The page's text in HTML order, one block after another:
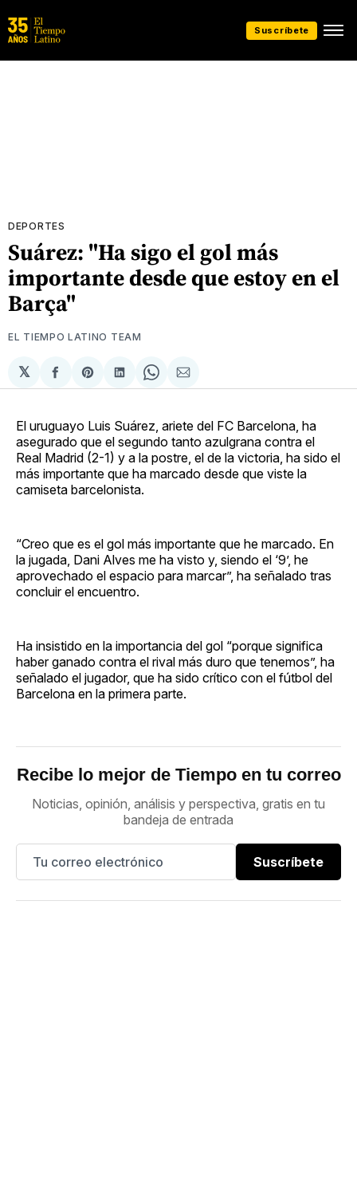
Suscríbete
DEPORTES
Suárez: "Ha sigo el gol más
importante desde que estoy en el
Barça"
EL TIEMPO LATINO TEAM
𝕏
Compartir
en
Share
on
Compartir
en
Share
on
Compartir
via
El uruguayo Luis Suárez, ariete del FC Barcelona, ha
asegurado que el segundo tanto azulgrana contra el
Real Madrid (2-1) y a la postre, el de la victoria, ha sido el
más importante que ha marcado desde que viste la
camiseta barcelonista.
“Creo que es el gol más importante que he marcado. En
la jugada, Dani Alves me ha visto y, siendo el ‘9’, he
aprovechado el espacio para marcar”, ha señalado tras
concluir el encuentro.
Ha insistido en la importancia del gol “porque significa
haber ganado contra el rival más duro que tenemos”, ha
señalado el jugador, que ha sido crítico con el fútbol del
Barcelona en la primera parte.
Recibe lo mejor de Tiempo en tu correo
Noticias, opinión, análisis y perspectiva, gratis en tu
bandeja de entrada
Suscríbete